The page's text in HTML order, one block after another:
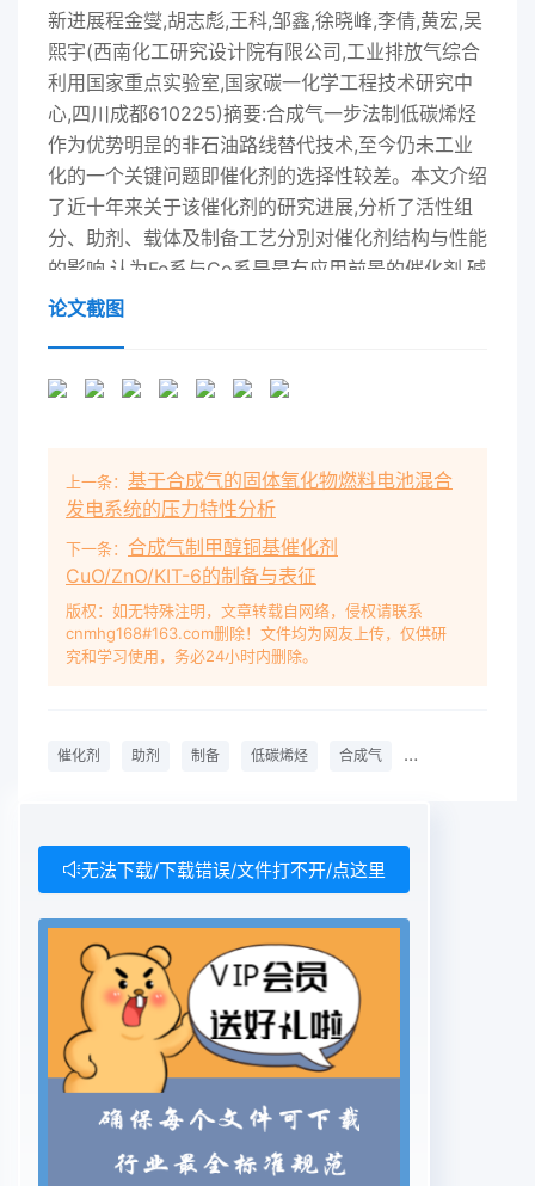
论文截图
上一条： 基于合成气的固体氧化物燃料电池混合
发电系统的压力特性分析
下一条： 合成气制甲醇铜基催化剂
CuO/ZnO/KIT-6的制备与表征
版权：如无特殊注明，文章转载自网络，侵权请联系
cnmhg168#163.com删除！文件均为网友上传，仅供研
究和学习使用，务必24小时内删除。
催化剂 助剂 制备 低碳烯烃 合成气 catalyst
无法下载/下载错误/文件打不开/点这里